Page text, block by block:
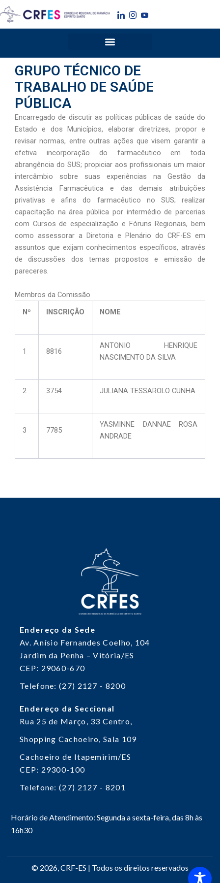
para
o
GRUPO TÉCNICO DE
TRABALHO DE SAÚDE
PÚBLICA
Encarregado de discutir as políticas públicas de saúde do
Estado e dos Municípios, elaborar diretrizes, propor e
revisar normas, entre outras ações que visem garantir a
efetiva incorporação do farmacêutico em toda
abrangência do SUS; propiciar aos profissionais um maior
intercâmbio sobre suas experiências na Gestão da
Assistência Farmacêutica e das demais atribuições
privativas e afins do farmacêutico no SUS; realizar
capacitação na área pública por intermédio de parcerias
com Cursos de especialização e Fóruns Regionais, bem
como assessorar a Diretoria e Plenário do CRF-ES em
assuntos que exijam conhecimentos específicos, através
de discussões dos temas propostos e emissão de
pareceres.
Membros da Comissão
Nº
INSCRIÇÃO NOME
1 8816
ANTONIO HENRIQUE
NASCIMENTO DA SILVA
2 3754 JULIANA TESSAROLO CUNHA
3 7785
YASMINNE DANNAE ROSA
ANDRADE
Endereço da Sede
Av. Anísio Fernandes Coelho, 104
Jardim da Penha – Vitória/ES
CEP: 29060-670
Telefone: (27) 2127 - 8200
Endereço da Seccional
Rua 25 de Março, 33Centro,
Shopping Cachoeiro, Sala 109
Cachoeiro de Itapemirim/ES
CEP: 29300-100
Telefone: (27) 2127 - 8201
Horário de Atendimento: Segunda a sexta-feira, das 8h às
16h30
© 2026, CRF-ES | Todos os direitos reservados